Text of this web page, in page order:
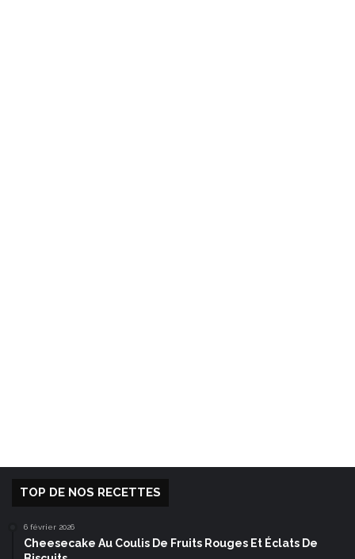
TOP DE NOS RECETTES
6 février 2026
Cheesecake Au Coulis De Fruits Rouges Et Éclats De